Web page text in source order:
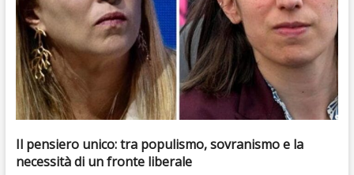
Il pensiero unico: tra populismo, sovranismo e la
necessità di un fronte liberale